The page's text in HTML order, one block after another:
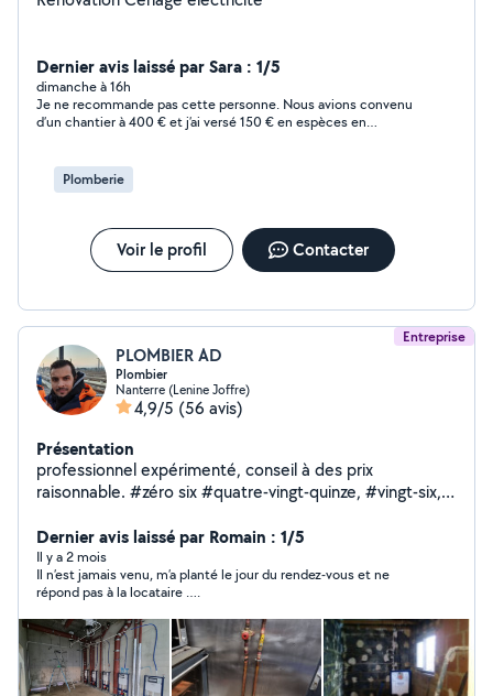
Dernier avis laissé par Sara : 1/5
dimanche à 16h
Je ne recommande pas cette personne. Nous avions convenu
d’un chantier à 400 € et j’ai versé 150 € en espèces en
la salle de bain. En revanche, les travaux n’ont pas été terminés
et je suis restée sans solution pour la suite. Je suis déçue de
finir le chantier.
Plomberie
Voir le profil Contacter
Entreprise
PLOMBIER AD
Plombier
Nanterre (Lenine Joffre)
4,9/5 (56 avis)
Présentation
professionnel expérimenté, conseil à des prix
raisonnable. #zéro six #quatre-vingt-quinze, #vingt-six, ,
Dernier avis laissé par Romain : 1/5
Il y a 2 mois
Il n’est jamais venu, m’a planté le jour du rendez-vous et ne
répond pas à la locataire ….